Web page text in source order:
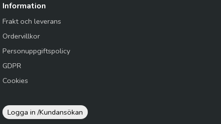
Information
Frakt och leverans
Ordervillkor
Personuppgiftspolicy
GDPR
Cookies
Logga in /Kundansökan